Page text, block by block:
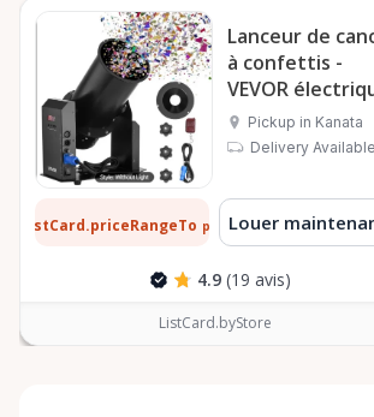
Lanceur de
à confettis -
VEVOR
1500 W
Pickup in Kanata
Delivery Available
ListCard.priceRangeTo par jourLouer
4.9 (19 avis)
ListCard.byStore